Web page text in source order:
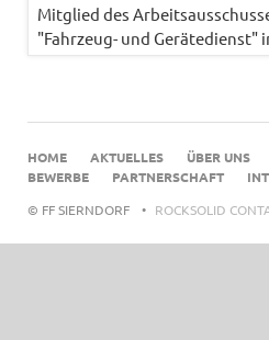
Mitglied des
"Fahrzeug- und Gerätedienst"
NAVIGATION
ÜBERSPRINGEN
HOME AKTUELLES ÜBER UNS
BEWERBE
PARTNERSCHAFT
© FF SIERNDORF
ROCKSOLID